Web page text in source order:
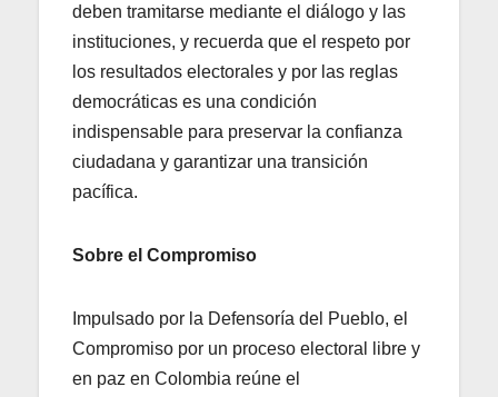
deben tramitarse mediante el diálogo y las
instituciones, y recuerda que el respeto por
los resultados electorales y por las reglas
democráticas es una condición
indispensable para preservar la confianza
ciudadana y garantizar una transición
pacífica.
Sobre el Compromiso
Impulsado por la Defensoría del Pueblo, el
Compromiso por un proceso electoral libre y
en paz en Colombia reúne el